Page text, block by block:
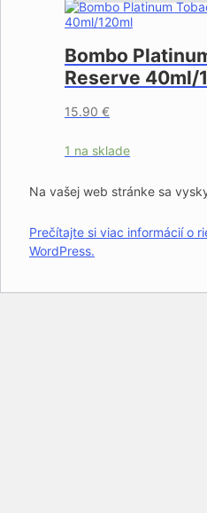
Bombo
Reserve 40ml/
15.90 €
1 na sklade
Na vašej web stránke sa
Prečítajte si viac informácií o
WordPress.